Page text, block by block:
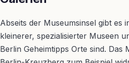
Abseits der Museumsinsel gibt es
kleinerer, spezialisierter Museen
Berlin Geheimtipps Orte sind. Das